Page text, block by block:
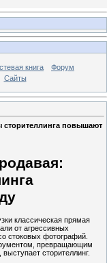
книга
Форум
Сайты
сторителлинга повышают
классическая прямая
от агрессивных
стоковых фотографий.
превращающим
сторителлинг.